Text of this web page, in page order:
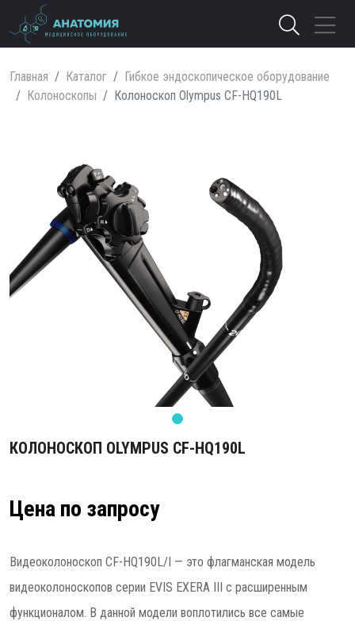
Главная Каталог
Гибкое эндоскопическое оборудование
Колоноскопы
Колоноскоп Olympus CF-HQ190L
КОЛОНОСКОП OLYMPUS CF-HQ190L
Цена по запросу
Видеоколоноскоп CF-HQ190L/I — это флагманская модель
видеоколоноскопов серии EVIS EXERA III с расширенным
функционалом. В данной модели воплотились все самые